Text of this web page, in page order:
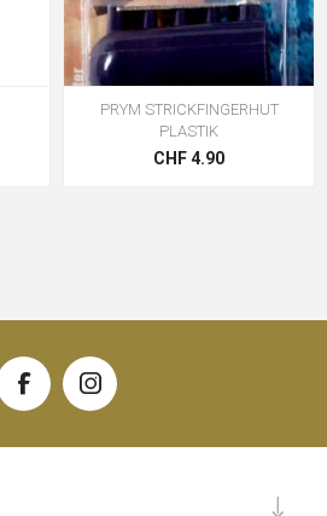
PRYM STRICKFINGERHUT
PLASTIK
CHF 4.90